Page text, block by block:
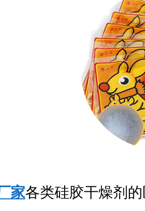
家各类硅胶干燥剂